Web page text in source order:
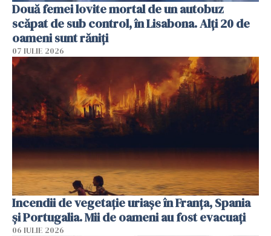
Două femei lovite mortal de un autobuz
scăpat de sub control, în Lisabona. Alți 20 de
oameni sunt răniți
07 IULIE 2026
Incendii de vegetație uriașe în Franța, Spania
și Portugalia. Mii de oameni au fost evacuați
06 IULIE 2026